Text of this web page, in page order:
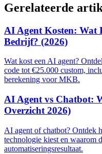
Gerelateerde
AI Agent Kosten: Wat
Bedrijf? (2026)
Wat kost een AI agent?
code tot €25.000 custom,
berekening voor MKB.
AI Agent vs Chatbot:
Overzicht 2026)
AI agent of chatbot? Ontdek
technologie kiest en waarom
automatiseringsresultaat.